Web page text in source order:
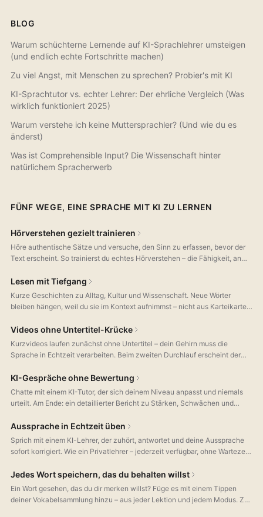
BLOG
Warum schüchterne Lernende auf KI-Sprachlehrer umsteigen
(und endlich echte Fortschritte machen)
Zu viel Angst, mit Menschen zu sprechen? Probier's mit KI
KI-Sprachtutor vs. echter Lehrer: Der ehrliche Vergleich (Was
wirklich funktioniert 2025)
Warum verstehe ich keine Muttersprachler? (Und wie du es
änderst)
Was ist Comprehensible Input? Die Wissenschaft hinter
natürlichem Spracherwerb
FÜNF WEGE, EINE SPRACHE MIT KI ZU LERNEN
Hörverstehen gezielt trainieren
Höre authentische Sätze und versuche, den Sinn zu erfassen, bevor der
Text erscheint. So trainierst du echtes Hörverstehen – die Fähigkeit, an
ignorieren.
Lesen mit Tiefgang
Kurze Geschichten zu Alltag, Kultur und Wissenschaft. Neue Wörter
bleiben hängen, weil du sie im Kontext aufnimmst – nicht aus Karteikarten.
Grammatikerklärung.
Videos ohne Untertitel-Krücke
Kurzvideos laufen zunächst ohne Untertitel – dein Gehirn muss die
Sprache in Echtzeit verarbeiten. Beim zweiten Durchlauf erscheint der
KI-Gespräche ohne Bewertung
Chatte mit einem KI-Tutor, der sich deinem Niveau anpasst und niemals
urteilt. Am Ende: ein detaillierter Bericht zu Stärken, Schwächen und
Aussprache in Echtzeit üben
Sprich mit einem KI-Lehrer, der zuhört, antwortet und deine Aussprache
sofort korrigiert. Wie ein Privatlehrer – jederzeit verfügbar, ohne Wartezeit
Jedes Wort speichern, das du behalten willst
Ein Wort gesehen, das du dir merken willst? Füge es mit einem Tippen
deiner Vokabelsammlung hinzu – aus jeder Lektion und jedem Modus. Zu